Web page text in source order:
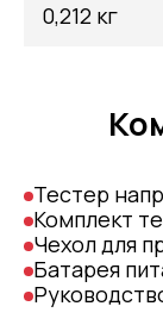
0,212 кг
Тестер
Комплект
Чехол для
Батарея